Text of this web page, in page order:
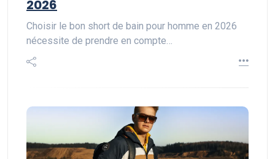
2026
Choisir le bon short de bain pour homme en 2026
nécessite de prendre en compte…